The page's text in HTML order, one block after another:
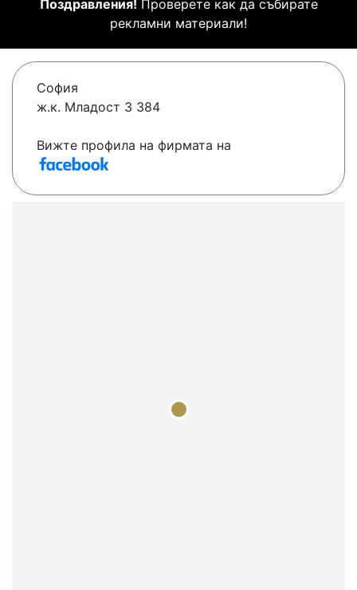
Поздравления! Проверете как да събирате
рекламни материали!
София
ж.к. Младост 3 384
Вижте профила на фирмата на